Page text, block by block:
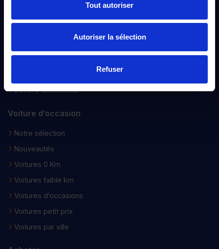
Tout autoriser
Autoriser la sélection
Refuser
À propos
Devenir distributeur
Voiture d’occasion
Notre sélection
Nouveautés
Voitures 0 Km
Voitures faible km
Voitures d’occasions
Voitures petit prix
Voitures par ville